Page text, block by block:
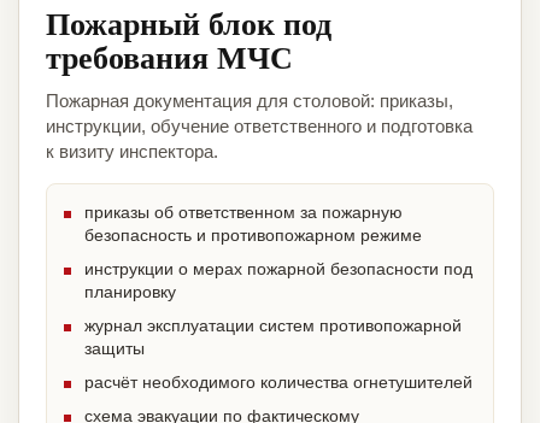
Пожарный блок под
требования МЧС
Пожарная документация для столовой: приказы,
инструкции, обучение ответственного и подготовка
к визиту инспектора.
приказы об ответственном за пожарную
безопасность и противопожарном режиме
инструкции о мерах пожарной безопасности под
планировку
журнал эксплуатации систем противопожарной
защиты
расчёт необходимого количества огнетушителей
схема эвакуации по фактическому